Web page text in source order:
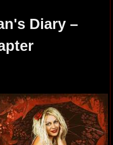
Diary –